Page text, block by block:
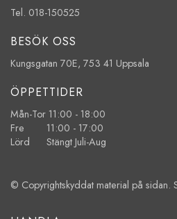
Tel. 018-150525
BESÖK OSS
Kungsgatan 70E, 753 41 Uppsala
ÖPPETTIDER
Mån-Tor 11:00 - 18:00
Fre 11:00 - 17:00
Lörd Stängt Juli-Aug
© Copyrightskyddat material på sidan.